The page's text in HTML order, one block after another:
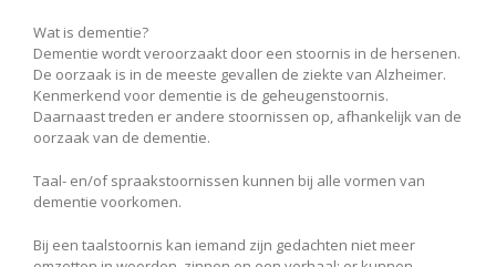
Wat is dementie?
Dementie wordt veroorzaakt door een stoornis in de hersenen.
De oorzaak is in de meeste gevallen de ziekte van Alzheimer.
Kenmerkend voor dementie is de geheugenstoornis.
Daarnaast treden er andere stoornissen op, afhankelijk van de
oorzaak van de dementie.
Taal- en/of spraakstoornissen kunnen bij alle vormen van
dementie voorkomen.
Bij een taalstoornis kan iemand zijn gedachten niet meer